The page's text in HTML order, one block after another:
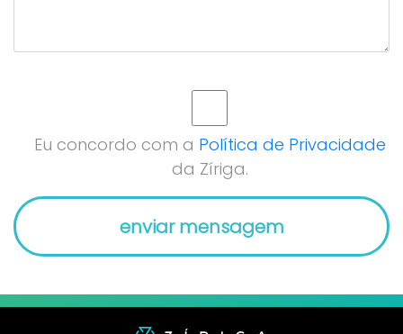
Eu concordo com a Política de Privacidade
da Zíriga.